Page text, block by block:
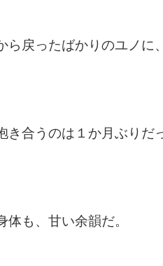
ら戻ったばかりのユノに
き合うのは１か月ぶりだ
体も、甘い余韻だ。